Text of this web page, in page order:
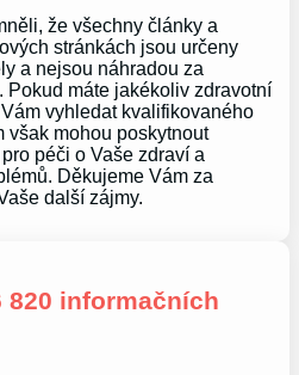
že všechny články a
stránkách jsou určeny
a nejsou náhradou za
Pokud máte jakékoliv zdravotní
vyhledat kvalifikovaného
však mohou poskytnout
péči o Vaše zdraví a
Děkujeme Vám za
další zájmy.
820 informačních